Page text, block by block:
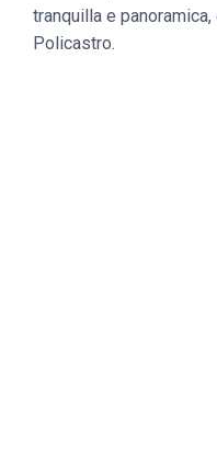
tranquilla e
Policastro.